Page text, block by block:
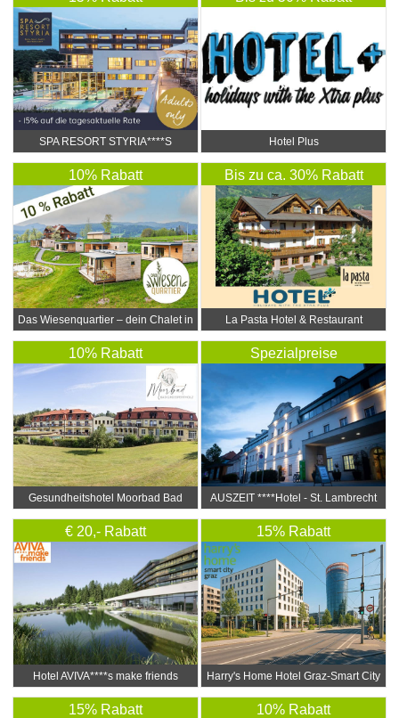
SPA RESORT STYRIA****S Hotel Plus
10% Rabatt
Das Wiesenquartier – dein Chalet in
der Steiermark
Bis zu ca. 30% Rabatt
La Pasta Hotel & Restaurant
10% Rabatt
Gesundheitshotel Moorbad Bad
Großpertholz
Spezialpreise
AUSZEIT ****Hotel - St. Lambrecht
€ 20,- Rabatt
Hotel AVIVA****s make friends
15% Rabatt
Harry's Home Hotel Graz-Smart City
15% Rabatt 10% Rabatt